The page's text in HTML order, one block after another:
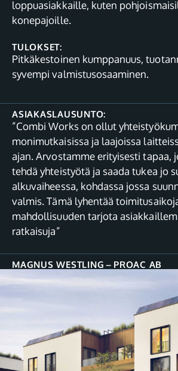
loppuasiakkaille, kuten
konepajoille.
TULOKSET:
Pitkäkestoinen kumppanuus,
syvempi valmistusosaaminen.
ASIAKASLAUSUNTO:
”Combi Works on ollut
monimutkaisissa ja laajoissa
ajan. Arvostamme erityisesti tapaa,
tehdä yhteistyötä ja saada tukea jo
alkuvaiheessa, kohdassa jossa
valmis. Tämä lyhentää
mahdollisuuden tarjota
ratkaisuja”
MAGNUS WESTLING – PROAC AB